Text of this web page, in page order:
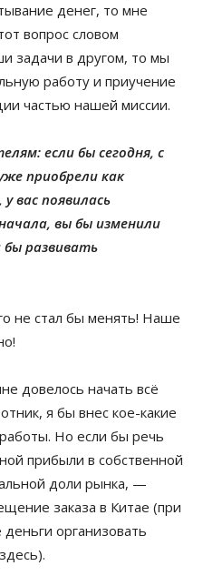
денег, то мне
вопрос словом
задачи в другом, то мы
работу и приучение
частью нашей миссии.
если бы сегодня, с
приобрели как
вас появилась
вы бы изменили
развивать
не стал бы менять! Наше
довелось начать всё
я бы внес кое-какие
Но если бы речь
прибыли в собственной
доли рынка, —
заказа в Китае (при
организовать